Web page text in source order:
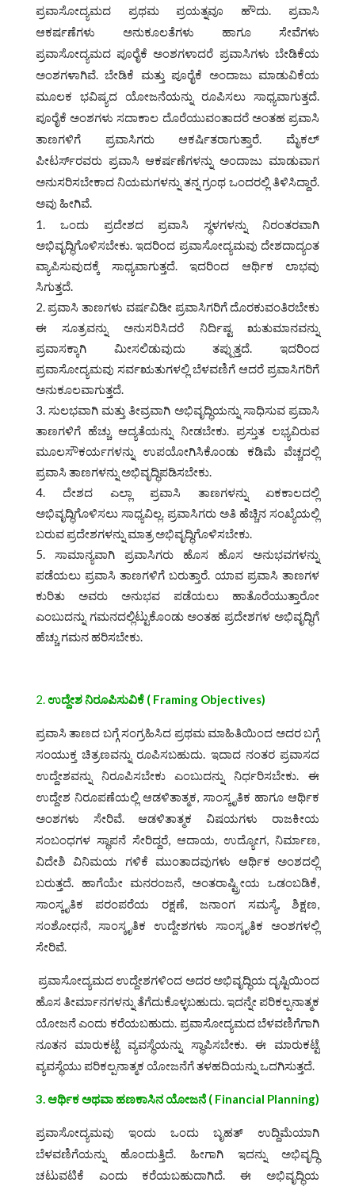
ಪ್ರವಾಸೋದ್ಯಮದ ಪ್ರಥಮ ಪ್ರಯತ್ನವೂ ಹೌದು. ಪ್ರವಾಸಿ
ಆಕರ್ಷಣೆಗಳು ಅನುಕೂಲತೆಗಳು ಹಾಗೂ ಸೇವೆಗಳು
ಪ್ರವಾಸೋದ್ಯಮದ ಪೂರೈಕೆ ಅಂಶಗಳಾದರೆ ಪ್ರವಾಸಿಗಳು ಬೇಡಿಕೆಯ
ಅಂಶಗಳಾಗಿವೆ. ಬೇಡಿಕೆ ಮತ್ತು ಪೂರೈಕೆ ಅಂದಾಜು ಮಾಡುವಿಕೆಯ
ಮೂಲಕ ಭವಿಷ್ಯದ ಯೋಜನೆಯನ್ನು ರೂಪಿಸಲು ಸಾಧ್ಯವಾಗುತ್ತದೆ.
ಪೂರೈಕೆ ಅಂಶಗಳು ಸದಾಕಾಲ ದೊರೆಯುವಂತಾದರೆ ಅಂತಹ ಪ್ರವಾಸಿ
ತಾಣಗಳಿಗೆ ಪ್ರವಾಸಿಗರು ಆಕರ್ಷಿತರಾಗುತ್ತಾರೆ. ಮೈಕಲ್
ಪೀಟರ್ಸ್‌ರವರು ಪ್ರವಾಸಿ ಆಕರ್ಷಣೆಗಳನ್ನು ಅಂದಾಜು ಮಾಡುವಾಗ
ಅನುಸರಿಸಬೇಕಾದ ನಿಯಮಗಳನ್ನು ತನ್ನ ಗ್ರಂಥ ಒಂದರಲ್ಲಿ ತಿಳಿಸಿದ್ದಾರೆ.
ಅವು ಹೀಗಿವೆ.
ಒಂದು ಪ್ರದೇಶದ ಪ್ರವಾಸಿ ಸ್ಥಳಗಳನ್ನು ನಿರಂತರವಾಗಿ
ಅಭಿವೃದ್ಧಿಗೊಳಿಸಬೇಕು. ಇದರಿಂದ ಪ್ರವಾಸೋದ್ಯಮವು ದೇಶದಾದ್ಯಂತ
ವ್ಯಾಪಿಸುವುದಕ್ಕೆ ಸಾಧ್ಯವಾಗುತ್ತದೆ. ಇದರಿಂದ ಆರ್ಥಿಕ ಲಾಭವು
ಸಿಗುತ್ತದೆ.
ಪ್ರವಾಸಿ ತಾಣಗಳು ವರ್ಷವಿಡೀ ಪ್ರವಾಸಿಗರಿಗೆ ದೊರಕುವಂತಿರಬೇಕು
ಈ ಸೂತ್ರವನ್ನು ಅನುಸರಿಸಿದರೆ ನಿರ್ದಿಷ್ಟ ಋತುಮಾನವನ್ನು
ಪ್ರವಾಸಕ್ಕಾಗಿ ಮೀಸಲಿಡುವುದು ತಪ್ಪುತ್ತದೆ. ಇದರಿಂದ
ಪ್ರವಾಸೋದ್ಯಮವು ಸರ್ವಋತುಗಳಲ್ಲಿ ಬೆಳವಣಿಗೆ ಆದರೆ ಪ್ರವಾಸಿಗರಿಗೆ
ಅನುಕೂಲವಾಗುತ್ತದೆ.
ಸುಲಭವಾಗಿ ಮತ್ತು ತೀವ್ರವಾಗಿ ಅಭಿವೃದ್ಧಿಯನ್ನು ಸಾಧಿಸುವ ಪ್ರವಾಸಿ
ತಾಣಗಳಿಗೆ ಹೆಚ್ಚು ಆದ್ಯತೆಯನ್ನು ನೀಡಬೇಕು. ಪ್ರಸ್ತುತ ಲಭ್ಯವಿರುವ
ಮೂಲಸೌಕರ್ಯಗಳನ್ನು ಉಪಯೋಗಿಸಿಕೊಂಡು ಕಡಿಮೆ ವೆಚ್ಚದಲ್ಲಿ
ಪ್ರವಾಸಿ ತಾಣಗಳನ್ನು ಅಭಿವೃದ್ಧಿಪಡಿಸಬೇಕು.
ದೇಶದ ಎಲ್ಲಾ ಪ್ರವಾಸಿ ತಾಣಗಳನ್ನು ಏಕಕಾಲದಲ್ಲಿ
ಅಭಿವೃದ್ಧಿಗೊಳಿಸಲು ಸಾಧ್ಯವಿಲ್ಲ. ಪ್ರವಾಸಿಗರು ಅತಿ ಹೆಚ್ಚಿನ ಸಂಖ್ಯೆಯಲ್ಲಿ
ಬರುವ ಪ್ರದೇಶಗಳನ್ನು ಮಾತ್ರ ಅಭಿವೃದ್ಧಿಗೊಳಿಸಬೇಕು.
ಸಾಮಾನ್ಯವಾಗಿ ಪ್ರವಾಸಿಗರು ಹೊಸ ಹೊಸ ಅನುಭವಗಳನ್ನು
ಪಡೆಯಲು ಪ್ರವಾಸಿ ತಾಣಗಳಿಗೆ ಬರುತ್ತಾರೆ. ಯಾವ ಪ್ರವಾಸಿ ತಾಣಗಳ
ಕುರಿತು ಅವರು ಅನುಭವ ಪಡೆಯಲು ಹಾತೊರೆಯುತ್ತಾರೋ
ಎಂಬುದನ್ನು ಗಮನದಲ್ಲಿಟ್ಟುಕೊಂಡು ಅಂತಹ ಪ್ರದೇಶಗಳ ಅಭಿವೃದ್ಧಿಗೆ
ಹೆಚ್ಚು ಗಮನ ಹರಿಸಬೇಕು.
2.ಉದ್ದೇಶ ನಿರೂಪಿಸುವಿಕೆ ( Framing Objectives)
ಪ್ರವಾಸಿ ತಾಣದ ಬಗ್ಗೆ ಸಂಗ್ರಹಿಸಿದ ಪ್ರಥಮ ಮಾಹಿತಿಯಿಂದ ಅದರ ಬಗ್ಗೆ
ಸಂಯುಕ್ತ ಚಿತ್ರಣವನ್ನು ರೂಪಿಸಬಹುದು. ಇದಾದ ನಂತರ ಪ್ರವಾಸದ
ಉದ್ದೇಶವನ್ನು ನಿರೂಪಿಸಬೇಕು ಎಂಬುದನ್ನು ನಿರ್ಧರಿಸಬೇಕು. ಈ
ಉದ್ದೇಶ ನಿರೂಪಣೆಯಲ್ಲಿ ಆಡಳಿತಾತ್ಮಕ, ಸಾಂಸ್ಕೃತಿಕ ಹಾಗೂ ಆರ್ಥಿಕ
ಅಂಶಗಳು ಸೇರಿವೆ. ಆಡಳಿತಾತ್ಮಕ ವಿಷಯಗಳು ರಾಜಕೀಯ
ಸಂಬಂಧಗಳ ಸ್ಥಾಪನೆ ಸೇರಿದ್ದರೆ, ಆದಾಯ, ಉದ್ಯೋಗ, ನಿರ್ಮಾಣ,
ವಿದೇಶಿ ವಿನಿಮಯ ಗಳಿಕೆ ಮುಂತಾದವುಗಳು ಆರ್ಥಿಕ ಅಂಶದಲ್ಲಿ
ಬರುತ್ತದೆ. ಹಾಗೆಯೇ ಮನರಂಜನೆ, ಅಂತರಾಷ್ಟ್ರೀಯ ಒಡಂಬಡಿಕೆ,
ಸಾಂಸ್ಕೃತಿಕ ಪರಂಪರೆಯ ರಕ್ಷಣೆ, ಜನಾಂಗ ಸಮಸ್ಯೆ, ಶಿಕ್ಷಣ,
ಸಂಶೋಧನೆ, ಸಾಂಸ್ಕೃತಿಕ ಉದ್ದೇಶಗಳು ಸಾಂಸ್ಕೃತಿಕ ಅಂಶಗಳಲ್ಲಿ
ಸೇರಿವೆ.
ಪ್ರವಾಸೋದ್ಯಮದ ಉದ್ದೇಶಗಳಿಂದ ಅದರ ಅಭಿವೃದ್ಧಿಯ ದೃಷ್ಟಿಯಿಂದ
ಹೊಸ ತೀರ್ಮಾನಗಳನ್ನು ತೆಗೆದುಕೊಳ್ಳಬಹುದು. ಇದನ್ನೇ ಪರಿಕಲ್ಪನಾತ್ಮಕ
ಯೋಜನೆ ಎಂದು ಕರೆಯಬಹುದು. ಪ್ರವಾಸೋದ್ಯಮದ ಬೆಳವಣಿಗೆಗಾಗಿ
ನೂತನ ಮಾರುಕಟ್ಟೆ ವ್ಯವಸ್ಥೆಯನ್ನು ಸ್ಥಾಪಿಸಬೇಕು. ಈ ಮಾರುಕಟ್ಟೆ
ವ್ಯವಸ್ಥೆಯು ಪರಿಕಲ್ಪನಾತ್ಮಕ ಯೋಜನೆಗೆ ತಳಹದಿಯನ್ನು ಒದಗಿಸುತ್ತದೆ.
3. ಆರ್ಥಿಕ ಅಥವಾ ಹಣಕಾಸಿನ ಯೋಜನೆ ( Financial Planning)
ಪ್ರವಾಸೋದ್ಯಮವು ಇಂದು ಒಂದು ಬೃಹತ್ ಉದ್ದಿಮೆಯಾಗಿ
ಬೆಳವಣಿಗೆಯನ್ನು ಹೊಂದುತ್ತಿದೆ. ಹೀಗಾಗಿ ಇದನ್ನು ಅಭಿವೃದ್ಧಿ
ಚಟುವಟಿಕೆ ಎಂದು ಕರೆಯಬಹುದಾಗಿದೆ. ಈ ಅಭಿವೃದ್ಧಿಯ